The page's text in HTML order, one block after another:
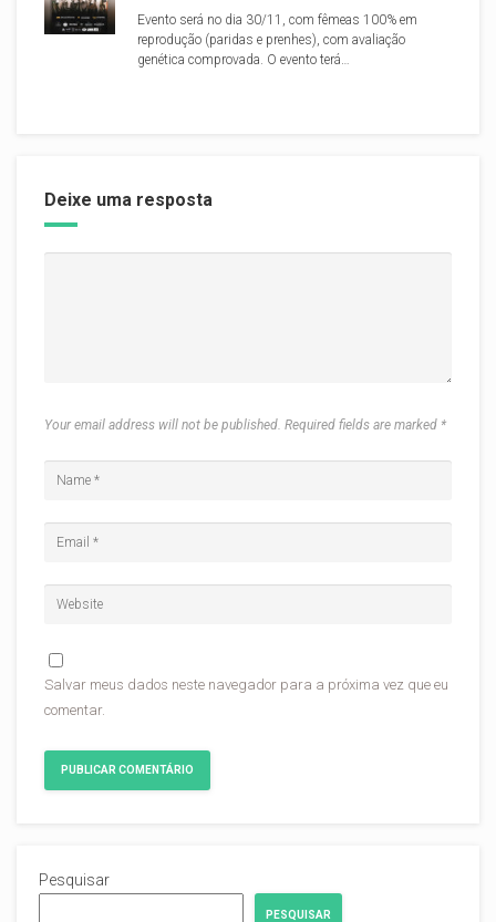
Evento será no dia 30/11, com fêmeas 100% em
reprodução (paridas e prenhes), com avaliação
genética comprovada. O evento terá…
Deixe uma resposta
Your email address will not be published. Required fields are marked *
Salvar meus dados neste navegador para a próxima vez que eu
comentar.
Pesquisar
PESQUISAR